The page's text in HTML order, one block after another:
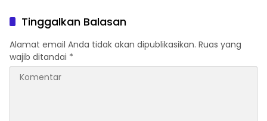
Tinggalkan Balasan
Alamat email Anda tidak akan dipublikasikan. Ruas yang
wajib ditandai *